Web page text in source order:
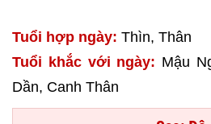
Tuổi hợp ngày: Thìn, Thân
Tuổi khắc với ngày: Mậu
Dần, Canh Thân